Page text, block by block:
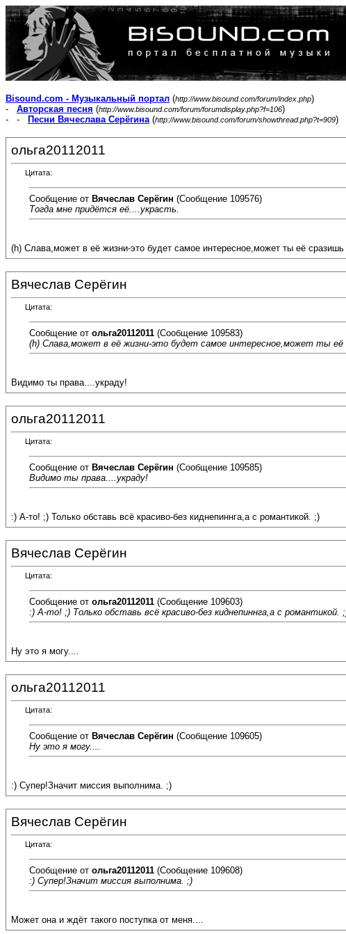
Bisound.com - Музыкальный портал (http://www.bisound.com/forum/index.php)
- Авторская песня (http://www.bisound.com/forum/forumdisplay.php?f=106)
- -
Песни Вячеслава Серёгина(http://www.bisound.com/forum/showthread.php?t=909)
ольга20112011
Цитата:
Сообщение от Вячеслав Серёгин (Сообщение 109576)
Тогда мне придётся её....украсть.
(h) Слава,может в её жизни-это будет самое интересное,может ты её
Вячеслав Серёгин
Цитата:
Сообщение от ольга20112011 (Сообщение 109583)
(h) Слава,может в её жизни-это будет самое интересное,может ты
Видимо ты права....украду!
ольга20112011
Цитата:
Сообщение от Вячеслав Серёгин (Сообщение 109585)
Видимо ты права....украду!
:) А-то! ;) Только обставь всё красиво-без киднепиннга,а с романтикой. ;)
Вячеслав Серёгин
Цитата:
Сообщение от ольга20112011 (Сообщение 109603)
:) А-то! ;) Только обставь всё красиво-без киднепиннга,а с романтикой.
Ну это я могу....
ольга20112011
Цитата:
Сообщение от Вячеслав Серёгин (Сообщение 109605)
Ну это я могу....
:) Супер!Значит миссия выполнима. ;)
Вячеслав Серёгин
Цитата:
Сообщение от ольга20112011 (Сообщение 109608)
:) Супер!Значит миссия выполнима. ;)
Может она и ждёт такого поступка от меня....